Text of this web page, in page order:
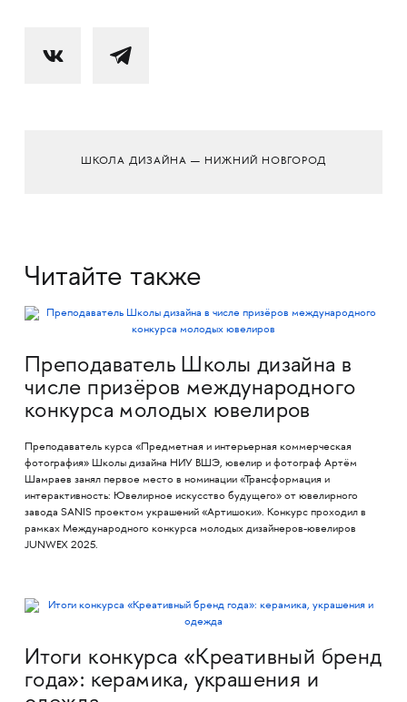
ШКОЛА ДИЗАЙНА — НИЖНИЙ НОВГОРОД
Читайте также
Преподаватель Школы дизайна в
числе призёров международного
конкурса молодых ювелиров
Преподаватель курса «Предметная и интерьерная коммерческая
фотография» Школы дизайна НИУ ВШЭ, ювелир и фотограф Артём
Шамраев занял первое место в номинации «Трансформация и
интерактивность: Ювелирное искусство будущего» от ювелирного
завода SANIS проектом украшений «Артишоки». Конкурс проходил в
рамках Международного конкурса молодых дизайнеров-ювелиров
JUNWEX 2025.
Итоги конкурса «Креативный бренд
года»: керамика, украшения и